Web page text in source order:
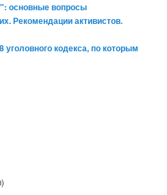
основные вопросы
Рекомендации активистов.
кодекса, по которым